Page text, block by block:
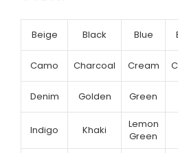
Beige Black Blue
Camo Charcoal Cream
Denim Golden Green
Indigo Khaki
Lemon
Green